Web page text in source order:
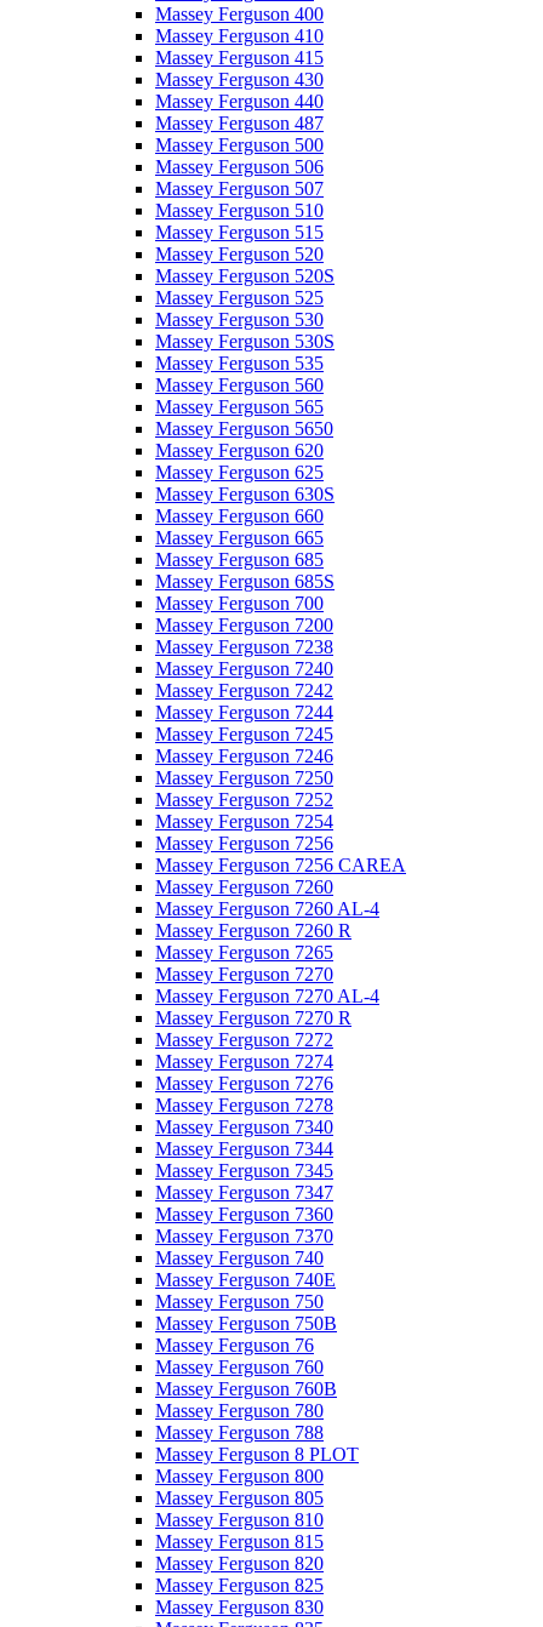
Massey Ferguson 400
Massey Ferguson 410
Massey Ferguson 415
Massey Ferguson 430
Massey Ferguson 440
Massey Ferguson 487
Massey Ferguson 500
Massey Ferguson 506
Massey Ferguson 507
Massey Ferguson 510
Massey Ferguson 515
Massey Ferguson 520
Massey Ferguson 520S
Massey Ferguson 525
Massey Ferguson 530
Massey Ferguson 530S
Massey Ferguson 535
Massey Ferguson 560
Massey Ferguson 565
Massey Ferguson 5650
Massey Ferguson 620
Massey Ferguson 625
Massey Ferguson 630S
Massey Ferguson 660
Massey Ferguson 665
Massey Ferguson 685
Massey Ferguson 685S
Massey Ferguson 700
Massey Ferguson 7200
Massey Ferguson 7238
Massey Ferguson 7240
Massey Ferguson 7242
Massey Ferguson 7244
Massey Ferguson 7245
Massey Ferguson 7246
Massey Ferguson 7250
Massey Ferguson 7252
Massey Ferguson 7254
Massey Ferguson 7256
Massey Ferguson 7256 CAREA
Massey Ferguson 7260
Massey Ferguson 7260 AL-4
Massey Ferguson 7260 R
Massey Ferguson 7265
Massey Ferguson 7270
Massey Ferguson 7270 AL-4
Massey Ferguson 7270 R
Massey Ferguson 7272
Massey Ferguson 7274
Massey Ferguson 7276
Massey Ferguson 7278
Massey Ferguson 7340
Massey Ferguson 7344
Massey Ferguson 7345
Massey Ferguson 7347
Massey Ferguson 7360
Massey Ferguson 7370
Massey Ferguson 740
Massey Ferguson 740E
Massey Ferguson 750
Massey Ferguson 750B
Massey Ferguson 76
Massey Ferguson 760
Massey Ferguson 760B
Massey Ferguson 780
Massey Ferguson 788
Massey Ferguson 8 PLOT
Massey Ferguson 800
Massey Ferguson 805
Massey Ferguson 810
Massey Ferguson 815
Massey Ferguson 820
Massey Ferguson 825
Massey Ferguson 830